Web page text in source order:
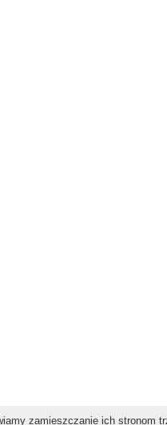
zamieszczanie ich stronom